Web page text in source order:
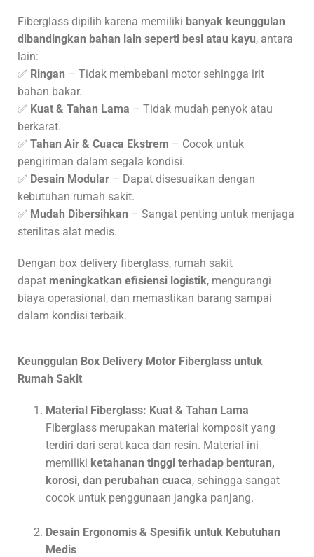
Fiberglass dipilih karena memiliki banyak keunggulan
dibandingkan bahan lain seperti besi atau kayu, antara
lain:
✅ Ringan – Tidak membebani motor sehingga irit
bahan bakar.
✅ Kuat & Tahan Lama – Tidak mudah penyok atau
berkarat.
✅ Tahan Air & Cuaca Ekstrem – Cocok untuk
pengiriman dalam segala kondisi.
✅ Desain Modular – Dapat disesuaikan dengan
kebutuhan rumah sakit.
✅ Mudah Dibersihkan – Sangat penting untuk menjaga
sterilitas alat medis.
Dengan box delivery fiberglass, rumah sakit
dapat meningkatkan efisiensi logistik, mengurangi
biaya operasional, dan memastikan barang sampai
dalam kondisi terbaik.
Keunggulan Box Delivery Motor Fiberglass untuk
Rumah Sakit
Material Fiberglass: Kuat & Tahan Lama
Fiberglass merupakan material komposit yang
terdiri dari serat kaca dan resin. Material ini
memiliki ketahanan tinggi terhadap benturan,
korosi, dan perubahan cuaca, sehingga sangat
cocok untuk penggunaan jangka panjang.
Desain Ergonomis & Spesifik untuk Kebutuhan
Medis